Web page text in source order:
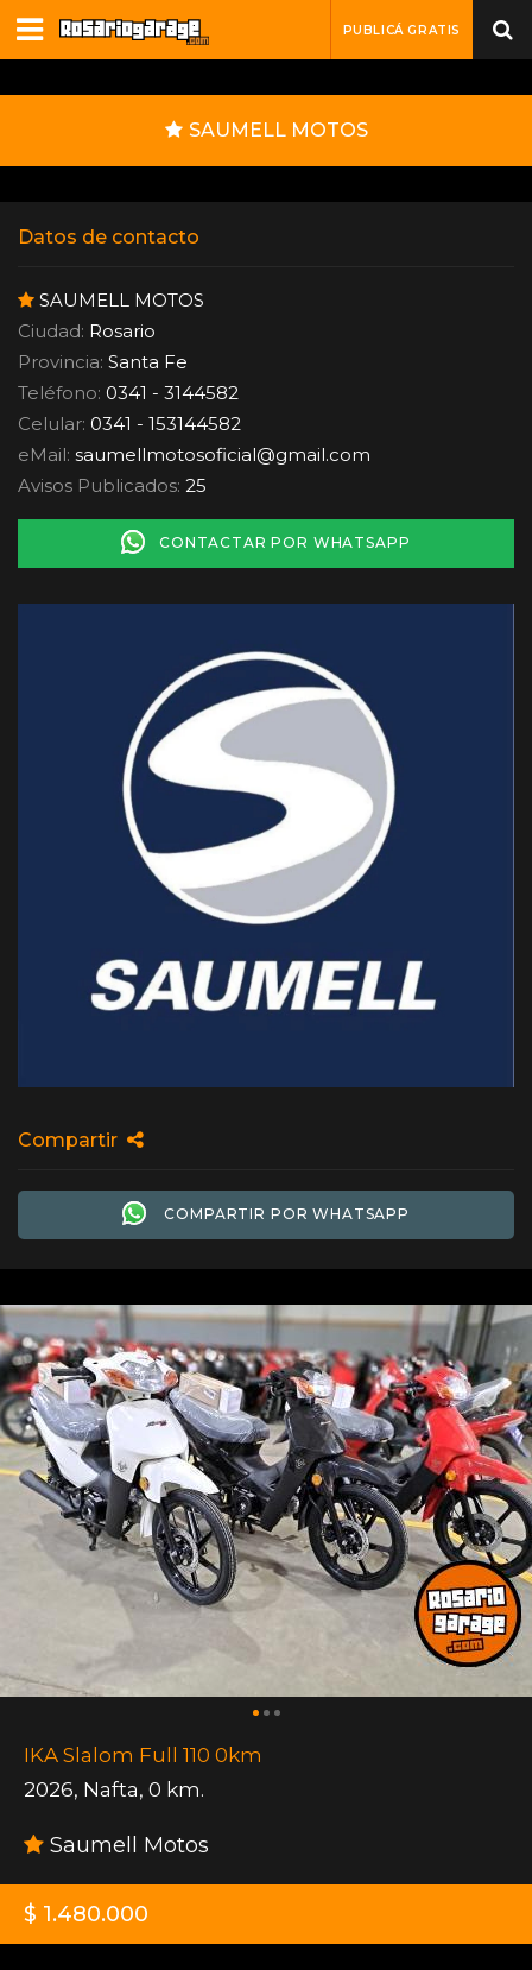
PUBLICÁ GRATIS
SAUMELL MOTOS
Datos de contacto
SAUMELL MOTOS
Ciudad: Rosario
Provincia: Santa Fe
Teléfono: 0341 - 3144582
Celular: 0341 - 153144582
eMail: saumellmotosoficial@gmail.com
Avisos Publicados: 25
CONTACTAR POR WHATSAPP
Compartir
COMPARTIR POR WHATSAPP
IKA Slalom Full 110 0km
2026, Nafta, 0 km.
Saumell Motos
$ 1.480.000